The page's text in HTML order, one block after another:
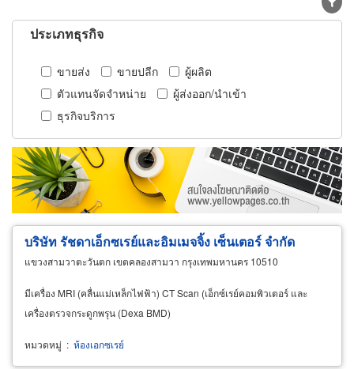
ประเภทธุรกิจ
ขายส่ง ขายปลีก
ผู้ผลิต
ตัวแทนจัดจำหน่าย
ผู้ส่งออก/นำเข้า
ธุรกิจบริการ
บริษัท รัชดาเอ็กซเรย์และอิมเมจจิ้ง เซ็นเตอร์ จำกัด
แขวงสามวาตะวันตก เขตคลองสามวา กรุงเทพมหานคร 10510
มีเครื่อง MRI (คลื่นแม่เหล็กไฟฟ้า) CT Scan (เอ็กซ์เรย์คอมพิวเตอร์ และ
เครื่องตรวจกระดูกพรุน (Dexa BMD)
หมวดหมู่ : ห้องเอกซเรย์